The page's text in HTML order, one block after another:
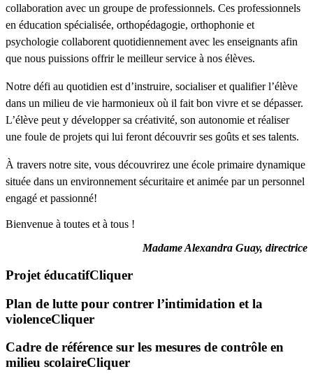
collaboration avec un groupe de professionnels. Ces professionnels
en éducation spécialisée, orthopédagogie, orthophonie et
psychologie collaborent quotidiennement avec les enseignants afin
que nous puissions offrir le meilleur service à nos élèves.
Notre défi au quotidien est d’instruire, socialiser et qualifier l’élève
dans un milieu de vie harmonieux où il fait bon vivre et se dépasser.
L’élève peut y développer sa créativité, son autonomie et réaliser
une foule de projets qui lui feront découvrir ses goûts et ses talents.
À travers notre site, vous découvrirez une école primaire dynamique
située dans un environnement sécuritaire et animée par un personnel
engagé et passionné!
Bienvenue à toutes et à tous !
Madame Alexandra Guay, directrice
Projet éducatifCliquer
Plan de lutte pour contrer l’intimidation et la
violenceCliquer
Cadre de référence sur les mesures de contrôle en
milieu scolaireCliquer